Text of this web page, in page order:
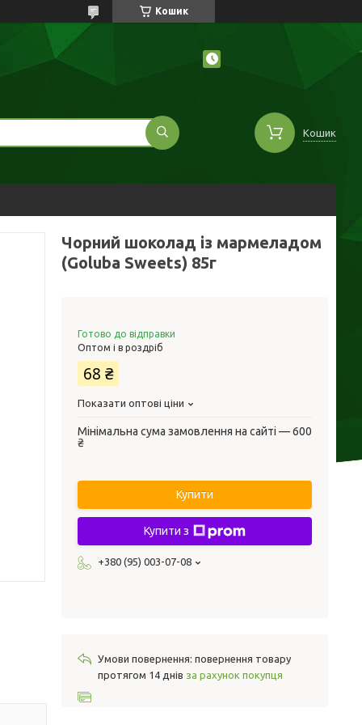
Кошик
Кошик
Чорний шоколад із мармеладом
(Goluba Sweets) 85г
Готово до відправки
Оптом і в роздріб
68 ₴
Показати оптові ціни
Мінімальна сума замовлення на сайті — 600
₴
Купити
Купити з
+380 (95) 003-07-08
повернення товару
протягом 14 днів за рахунок покупця